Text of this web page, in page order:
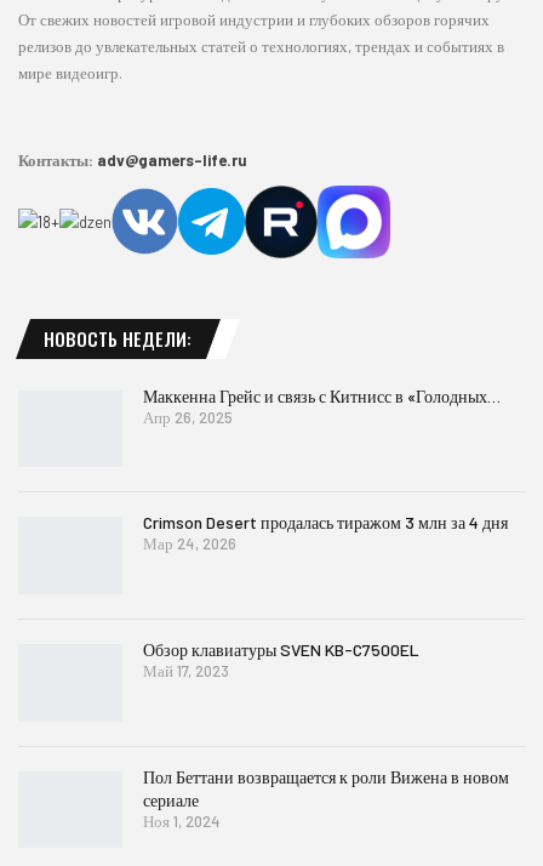
От свежих новостей игровой индустрии и глубоких обзоров горячих
релизов до увлекательных статей о технологиях, трендах и событиях в
мире видеоигр.
Контакты: adv@gamers-life.ru
НОВОСТЬ НЕДЕЛИ:
Маккенна Грейс и связь с Китнисс в «Голодных…
Апр 26, 2025
Crimson Desert продалась тиражом 3 млн за 4 дня
Мар 24, 2026
Обзор клавиатуры SVEN KB-C7500EL
Май 17, 2023
Пол Беттани возвращается к роли Вижена в новом
сериале
Ноя 1, 2024